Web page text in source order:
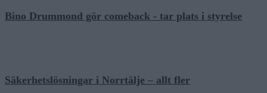
Bino Drummond gör comeback - tar plats i styrelse
Säkerhetslösningar i Norrtälje – allt fler